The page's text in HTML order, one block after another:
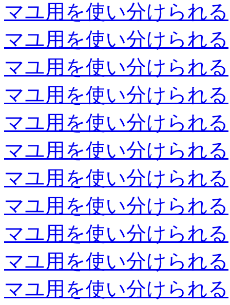
マユ用を使い分けられる
マユ用を使い分けられる
マユ用を使い分けられる
マユ用を使い分けられる
マユ用を使い分けられる
マユ用を使い分けられる
マユ用を使い分けられる
マユ用を使い分けられる
マユ用を使い分けられる
マユ用を使い分けられる
マユ用を使い分けられる